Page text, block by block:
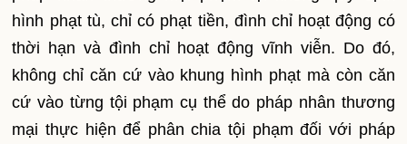
hình phạt tù, chỉ có phạt tiền, đình chỉ hoạt động có
thời hạn và đình chỉ hoạt động vĩnh viễn. Do đó,
không chỉ căn cứ vào khung hình phạt mà còn căn
cứ vào từng tội phạm cụ thể do pháp nhân thương
mại thực hiện để phân chia tội phạm đối với pháp